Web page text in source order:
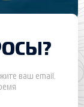
ваш email.